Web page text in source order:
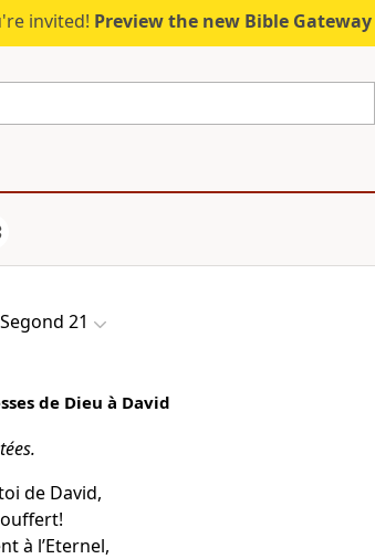
invited! Preview the new Bible Gateway
Segond 21
de Dieu à David
de David,
à l’Eternel,